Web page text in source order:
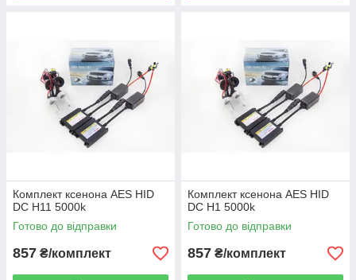
Комплект ксенона AES HID
DC H11 5000k
Готово до відправки
857 ₴/комплект
Комплект ксенона AES HID
DC H1 5000k
Готово до відправки
857 ₴/комплект